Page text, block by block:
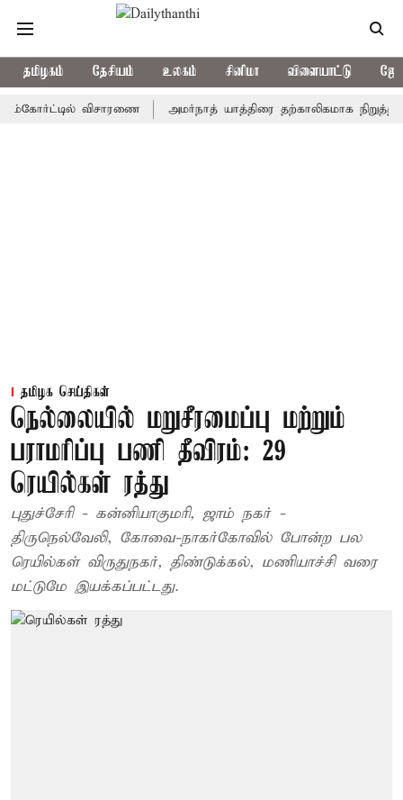
தமிழகம் தேசியம் உலகம் சினிமா விளையாட்டு
விசாரணை அமர்நாத் யாத்திரை தற்காலிகமாக நிறுத்தம்
தமிழக செய்திகள்
நெல்லையில் மறுசீரமைப்பு மற்றும்
பராமரிப்பு பணி தீவிரம்: 29
ரெயில்கள் ரத்து
புதுச்சேரி - கன்னியாகுமரி, ஜாம் நகர் -
திருநெல்வேலி, கோவை-நாகர்கோவில் போன்ற பல
ரெயில்கள் விருதுநகர், திண்டுக்கல், மணியாச்சி வரை
மட்டுமே இயக்கப்பட்டது.